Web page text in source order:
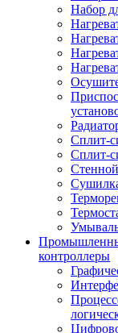
Набор
Сплит-
Сплит-
контроллеры